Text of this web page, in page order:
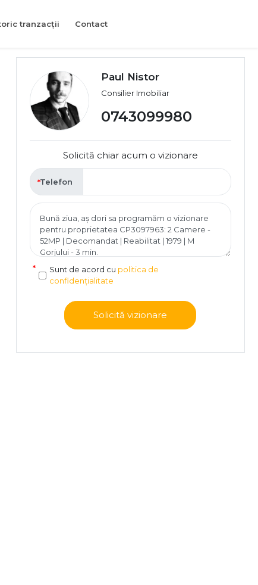
tranzacții Contact
Paul Nistor
Consilier Imobiliar
0743099980
Solicită chiar acum o vizionare
Telefon
Sunt de acord cu politica de
confidențialitate
Solicită vizionare